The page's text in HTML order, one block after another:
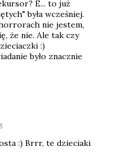
E... to już
była wcześniej.
nie jestem,
że nie. Ale tak czy
:)
było znacznie
:) Brrr, te dzieciaki